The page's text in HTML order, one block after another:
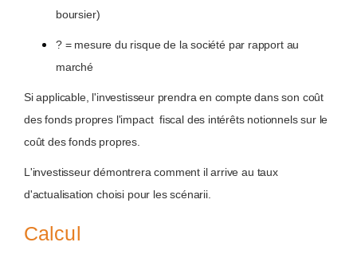
boursier)
? = mesure du risque de la société par rapport au
marché
Si applicable, l'investisseur prendra en compte dans son coût
des fonds propres l'impact fiscal des intérêts notionnels sur le
coût des fonds propres.
L'investisseur démontrera comment il arrive au taux
d'actualisation choisi pour les scénarii.
Calcul